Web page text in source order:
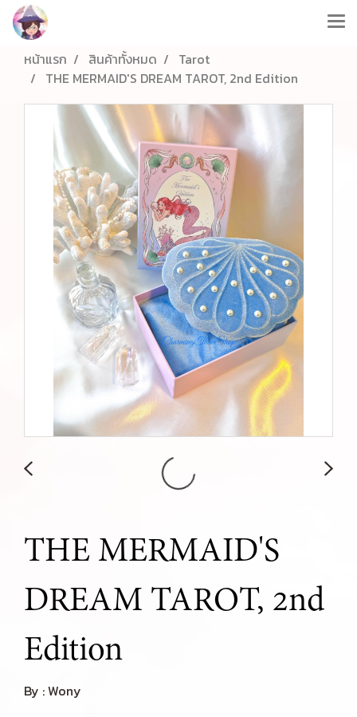
หน้าแรก สินค้าทั้งหมด
Tarot
THE MERMAID'S DREAM TAROT, 2nd Edition
THE MERMAID'S
DREAM TAROT, 2nd
Edition
By : Wony